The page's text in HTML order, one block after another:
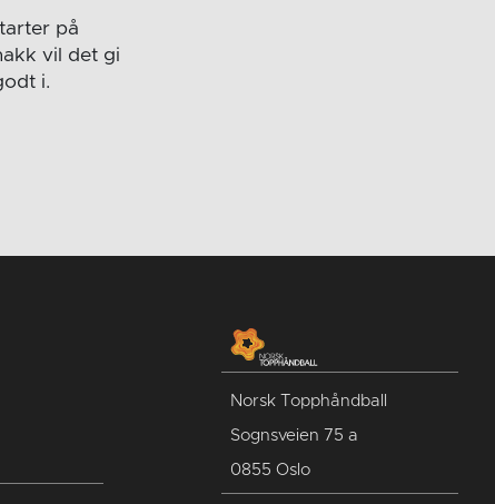
på
vil det gi
i.
Norsk Topphåndball
Sognsveien 75 a
0855 Oslo